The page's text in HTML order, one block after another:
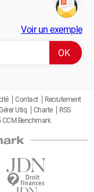
Voir un exemple
Contact
Recrutement
Utiq Charte
RSS
Benchmark